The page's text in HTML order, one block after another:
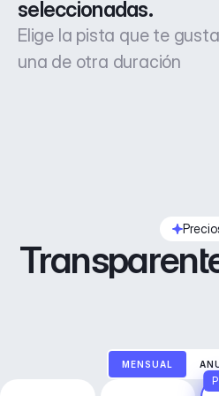
seleccionadas.
Elige la pista que te
una de otra duración
MENSUAL